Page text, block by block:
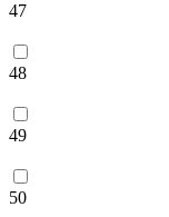
47
48
49
50